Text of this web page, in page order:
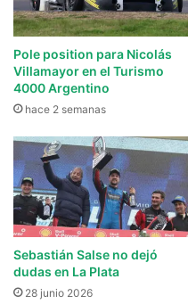
Pole position para Nicolás
Villamayor en el Turismo
4000 Argentino
hace 2 semanas
Sebastián Salse no dejó
dudas en La Plata
28 junio 2026